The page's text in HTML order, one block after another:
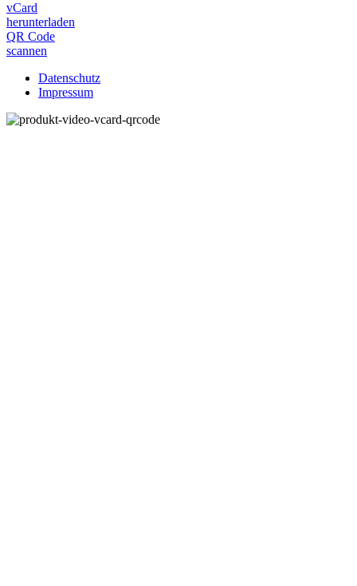
vCard
herunterladen
QR Code
scannen
Datenschutz
Impressum